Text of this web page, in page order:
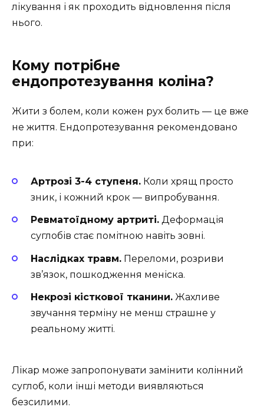
лікування і як проходить відновлення після
нього.
Кому потрібне
ендопротезування коліна?
Жити з болем, коли кожен рух болить — це вже
не життя. Ендопротезування рекомендовано
при:
Артрозі 3-4 ступеня. Коли хрящ просто
зник, і кожний крок — випробування.
Ревматоїдному артриті. Деформація
суглобів стає помітною навіть зовні.
Наслідках травм. Переломи, розриви
зв’язок, пошкодження меніска.
Некрозі кісткової тканини. Жахливе
звучання терміну не менш страшне у
реальному житті.
Лікар може запропонувати замінити колінний
суглоб, коли інші методи виявляються
безсилими.